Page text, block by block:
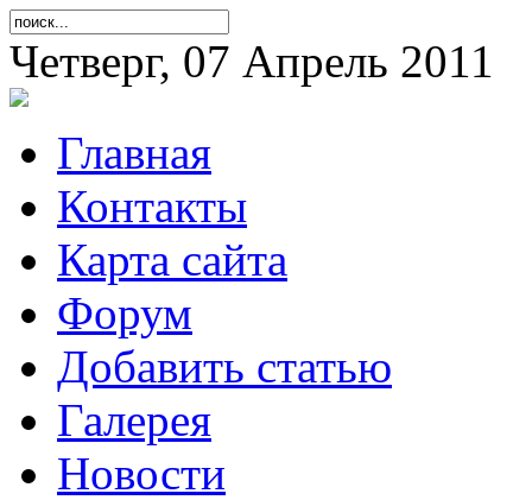
Четверг, 07 Апрель 2011
Главная
Контакты
Карта сайта
Форум
Добавить статью
Галерея
Новости